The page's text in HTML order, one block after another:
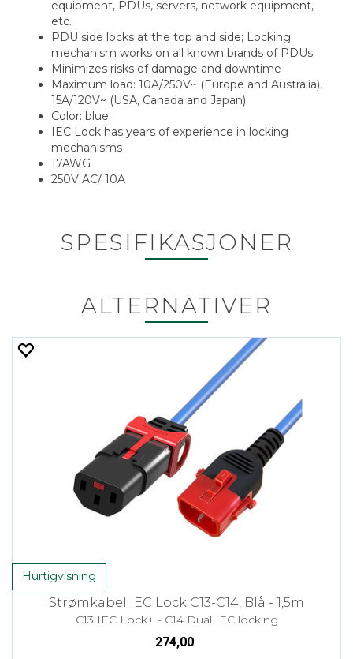
equipment, PDUs, servers, network equipment,
etc.
PDU side locks at the top and side; Locking
mechanism works on all known brands of PDUs
Minimizes risks of damage and downtime
Maximum load: 10A/250V~ (Europe and Australia),
15A/120V~ (USA, Canada and Japan)
Color: blue
IEC Lock has years of experience in locking
mechanisms
17AWG
250V AC/ 10A
SPESIFIKASJONER
ALTERNATIVER
Hurtigvisning
Strømkabel IEC Lock C13-C14, Blå - 1,5m
C13 IEC Lock+ - C14 Dual IEC locking
274,00